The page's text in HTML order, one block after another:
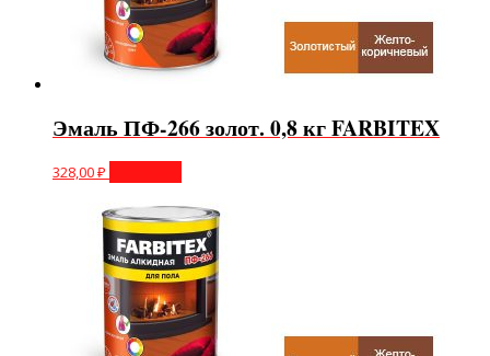
Эмаль ПФ-266 золот. 0,8 кг FARBITEX
328,00₽